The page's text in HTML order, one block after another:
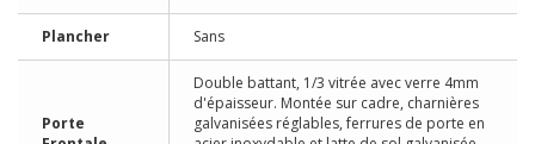
Plancher Sans
Porte
Double battant, 1/3 vitrée avec verre 4mm
d'épaisseur. Montée sur cadre, charnières
galvanisées réglables, ferrures de porte en